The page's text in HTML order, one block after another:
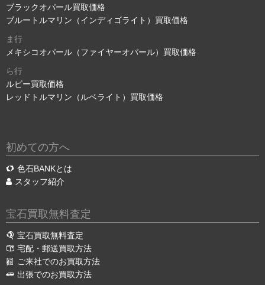
ブラックオパール買取価格
ブルートルマリン（インディゴライト）買取価格
ま行
メキシコオパール（ファイヤーオパール）買取価格
ら行
ルビー買取価格
レッドトルマリン（ルベライト）買取価格
初めての方へ
色石BANKとは
スタッフ紹介
宝石買取無料査定
宝石買取無料査定
宅配・郵送買取方法
ご来社でのお買取方法
出張でのお買取方法